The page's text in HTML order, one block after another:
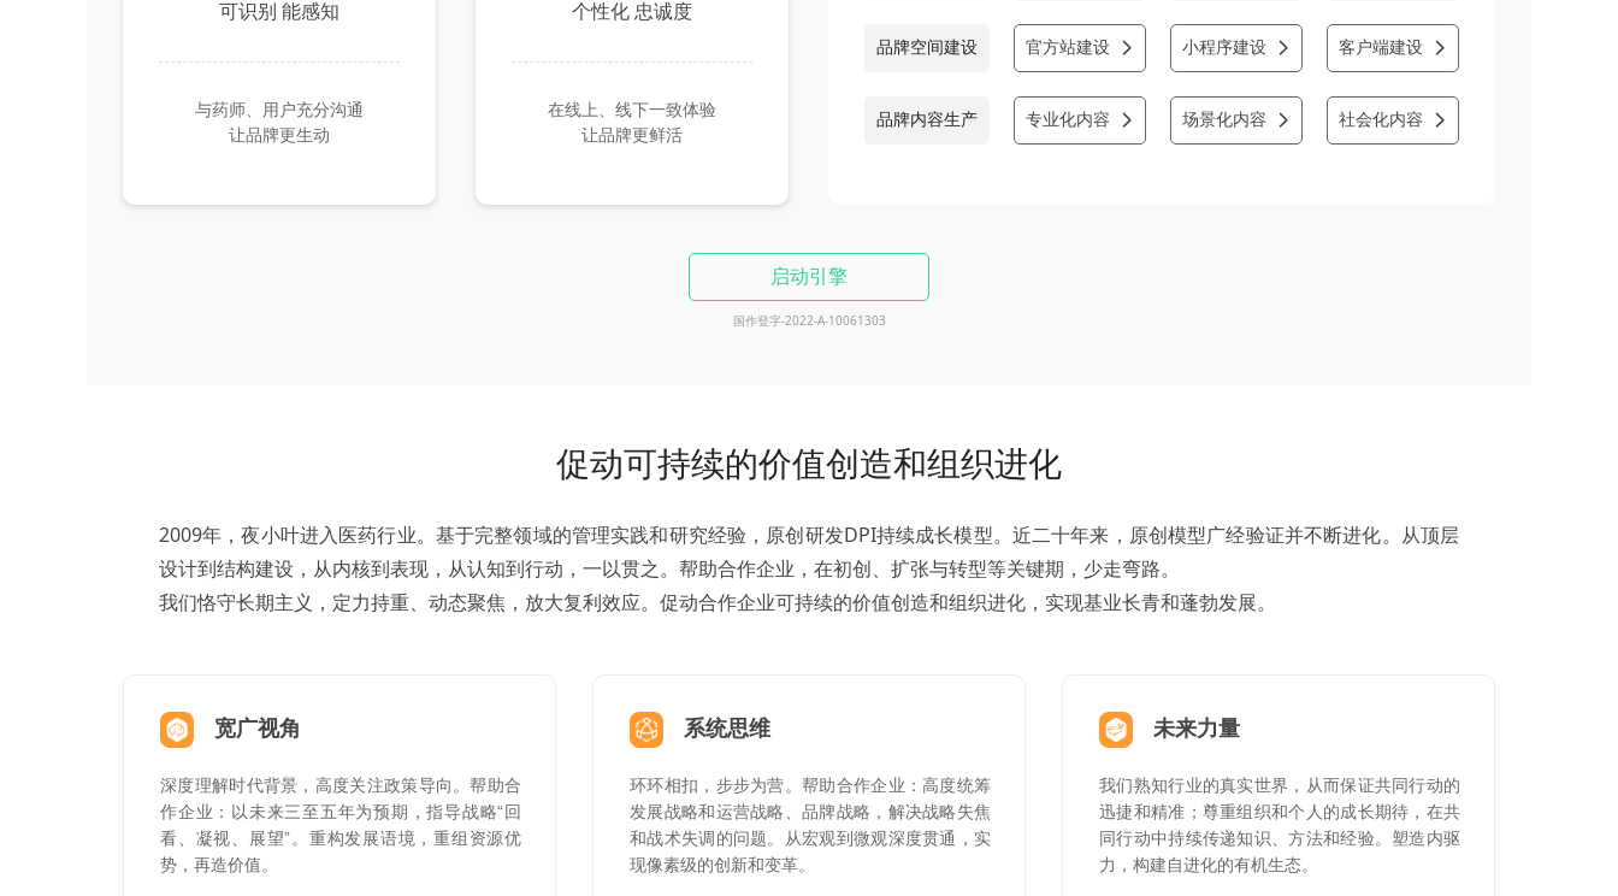
启动引擎
国作登字-2022-A-10061303
与药师、用户充分沟通
让品牌更生动
可识别 能感知
在线上、线下一致体验
让品牌更鲜活
个性化 忠诚度
官方站建设 넲
专业化内容 넲
小程序建设 넲
场景化内容 넲
客户端建设 넲
社会化内容 넲
品牌空间建设
品牌内容生产
促动可持续的价值创造和组织进化
宽广视角
深度理解时代背景，高度关注政策导向。帮助合
作企业：以未来三至五年为预期，指导战略“回
看、凝视、展望”。重构发展语境，重组资源优
势，再造价值。
系统思维
环环相扣，步步为营。帮助合作企业：高度统筹
发展战略和运营战略、品牌战略，解决战略失焦
和战术失调的问题。从宏观到微观深度贯通，实
现像素级的创新和变革。
未来力量
我们熟知行业的真实世界，从而保证共同行动的
迅捷和精准；尊重组织和个人的成长期待，在共
同行动中持续传递知识、方法和经验。塑造内驱
力，构建自进化的有机生态。
2009年，夜小叶进入医药行业。基于完整领域的管理实践和研究经验，原创研发DPI持续成长模型。近二十年来，原创模型广经验证并不断进化。从顶层
设计到结构建设，从内核到表现，从认知到行动，一以贯之。帮助合作企业，在初创、扩张与转型等关键期，少走弯路。
我们恪守长期主义，定力持重、动态聚焦，放大复利效应。促动合作企业可持续的价值创造和组织进化，实现基业长青和蓬勃发展。